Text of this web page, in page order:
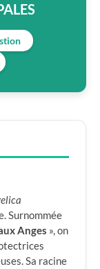
Surnommée
Anges », on
Sa racine